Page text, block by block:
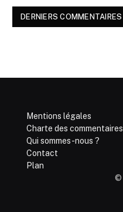
DERNIERS COMMENTAIRES
Mentions légales
Charte des commentaires
Qui sommes-nous ?
Contact
Plan
©